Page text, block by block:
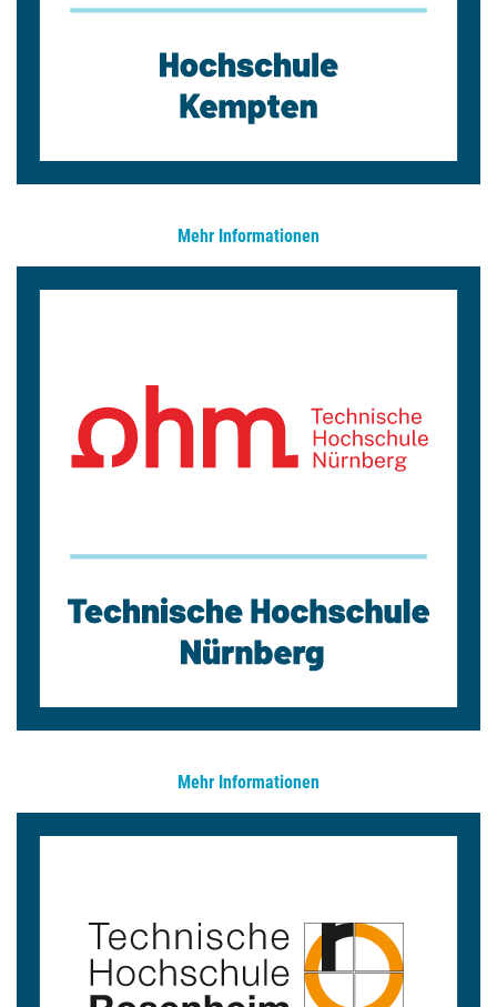
Mehr Informationen
Mehr Informationen